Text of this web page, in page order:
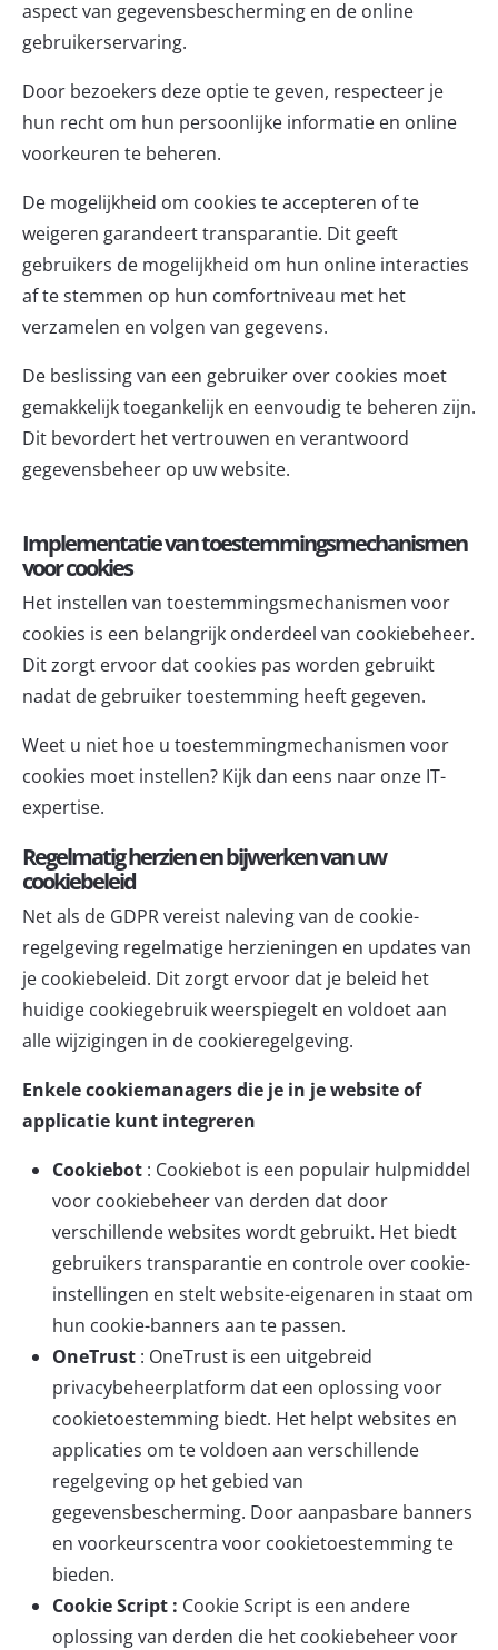
aspect van gegevensbescherming en de online
gebruikerservaring.
Door bezoekers deze optie te geven, respecteer je
hun recht om hun persoonlijke informatie en online
voorkeuren te beheren.
De mogelijkheid om cookies te accepteren of te
weigeren garandeert transparantie. Dit geeft
gebruikers de mogelijkheid om hun online interacties
af te stemmen op hun comfortniveau met het
verzamelen en volgen van gegevens.
De beslissing van een gebruiker over cookies moet
gemakkelijk toegankelijk en eenvoudig te beheren zijn.
Dit bevordert het vertrouwen en verantwoord
gegevensbeheer op uw website.
Implementatie van toestemmingsmechanismen
voor cookies
Het instellen van toestemmingsmechanismen voor
cookies is een belangrijk onderdeel van cookiebeheer.
Dit zorgt ervoor dat cookies pas worden gebruikt
nadat de gebruiker toestemming heeft gegeven.
Weet u niet hoe u toestemmingmechanismen voor
cookies moet instellen? Kijk dan eens naar onze IT-
expertise.
Regelmatig herzien en bijwerken van uw
cookiebeleid
Net als de GDPR vereist naleving van de cookie-
regelgeving regelmatige herzieningen en updates van
je cookiebeleid. Dit zorgt ervoor dat je beleid het
huidige cookiegebruik weerspiegelt en voldoet aan
alle wijzigingen in de cookieregelgeving.
Enkele cookiemanagers die je in je website of
applicatie kunt integreren
Cookiebot : Cookiebot is een populair hulpmiddel
voor cookiebeheer van derden dat door
verschillende websites wordt gebruikt. Het biedt
gebruikers transparantie en controle over cookie-
instellingen en stelt website-eigenaren in staat om
hun cookie-banners aan te passen.
OneTrust : OneTrust is een uitgebreid
privacybeheerplatform dat een oplossing voor
cookietoestemming biedt. Het helpt websites en
applicaties om te voldoen aan verschillende
regelgeving op het gebied van
gegevensbescherming. Door aanpasbare banners
en voorkeurscentra voor cookietoestemming te
bieden.
Cookie Script : Cookie Script is een andere
oplossing van derden die het cookiebeheer voor